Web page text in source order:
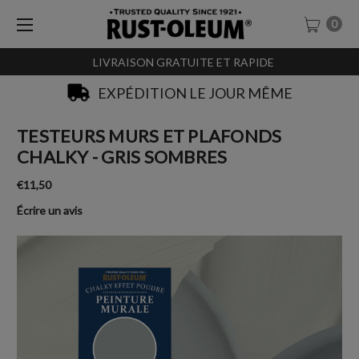
LIVRAISON GRATUITE ET RAPIDE
0
EXPÉDITION LE JOUR MÊME
TESTEURS MURS ET PLAFONDS
CHALKY - GRIS SOMBRES
€11,50
Écrire un avis